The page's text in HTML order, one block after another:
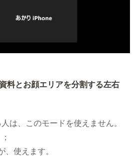
料とお顔エリアを分割する左右
は、このモードを使えません。
、使えます。